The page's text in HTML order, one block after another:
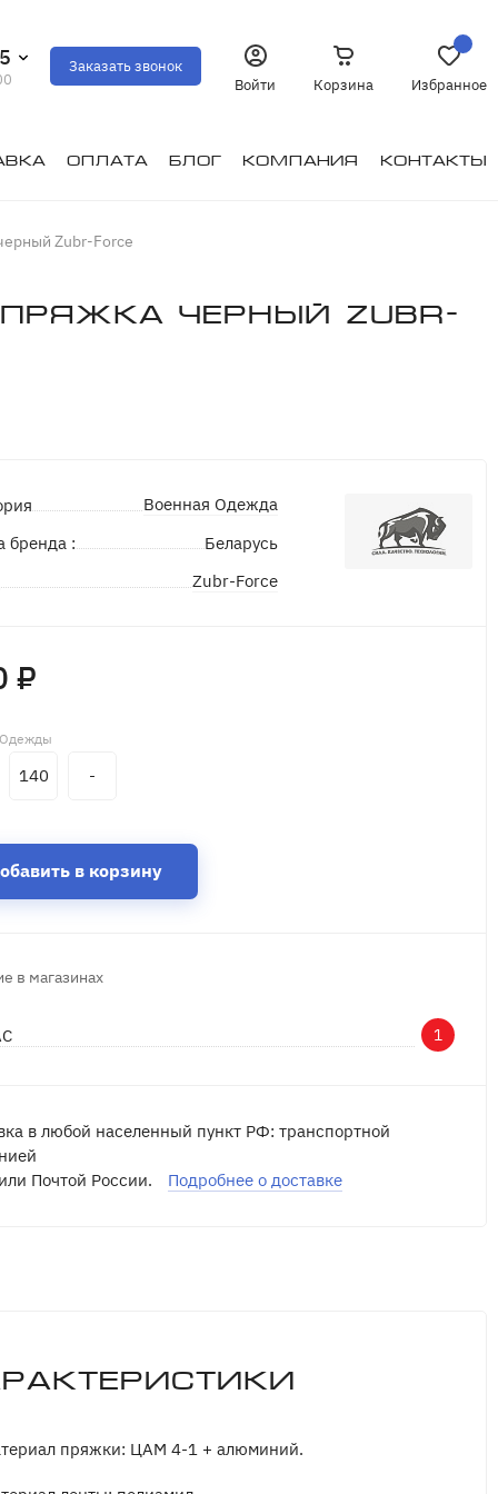
Заказать звонок
Войти
Корзина Избранное
Оплата Блог Компания Контакты
Zubr-Force
черный Zubr-
Военная Одежда
бренда :
Беларусь
Zubr-Force
140 -
₽
в корзину
в магазинах
1
в любой населенный пункт РФ: транспортной
Почтой России.
Подробнее о доставке
пряжки: ЦАМ 4-1 + алюминий.